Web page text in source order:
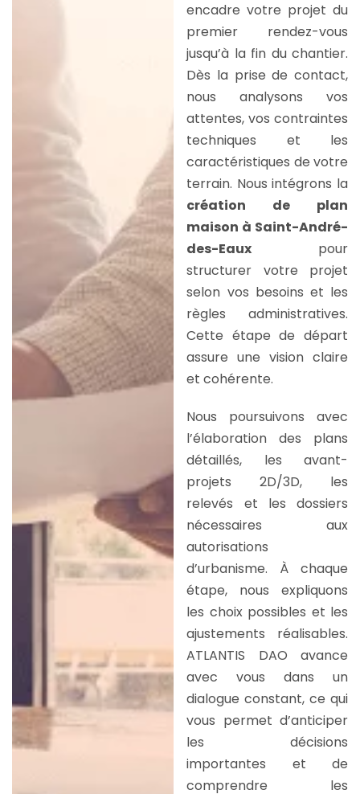
encadre votre projet du
premier rendez-vous
jusqu’à la fin du chantier.
Dès la prise de contact,
nous analysons vos
attentes, vos contraintes
techniques et les
caractéristiques de votre
terrain. Nous intégrons la
création de plan
maison à Saint-André-
des-Eaux pour
structurer votre projet
selon vos besoins et les
règles administratives.
Cette étape de départ
assure une vision claire
et cohérente.
Nous poursuivons avec
l’élaboration des plans
détaillés, les avant-
projets 2D/3D, les
relevés et les dossiers
nécessaires aux
autorisations
d’urbanisme. À chaque
étape, nous expliquons
les choix possibles et les
ajustements réalisables.
ATLANTIS DAO avance
avec vous dans un
dialogue constant, ce qui
vous permet d’anticiper
les décisions
importantes et de
comprendre les